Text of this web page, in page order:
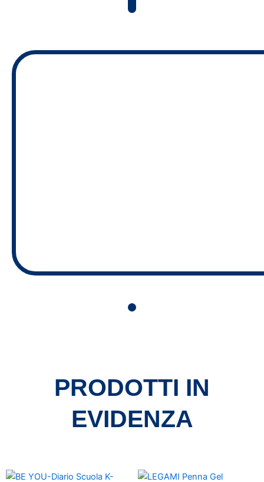
PRODOTTI IN
EVIDENZA